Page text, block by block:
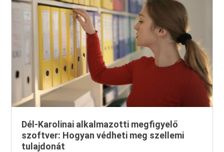
Dél-Karolinai alkalmazotti megfigyelő
szoftver: Hogyan védheti meg szellemi
tulajdonát